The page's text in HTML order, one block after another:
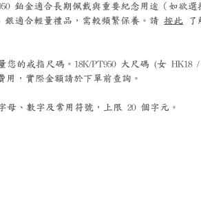
鉑金適合長期佩戴與重要紀念用途（如欲選
銀適合輕量禮品，需較頻繁保養。請 按此 了
您的戒指尺碼。18K/PT950 大尺碼 (女 HK18
用，實際金額請於下單前查詢。
母、數字及常用符號，上限 20 個字元。